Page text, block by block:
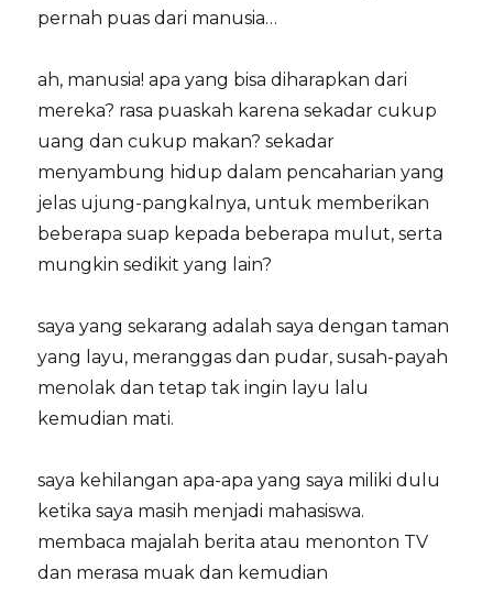
pernah puas dari manusia…
ah, manusia! apa yang bisa diharapkan dari
mereka? rasa puaskah karena sekadar cukup
uang dan cukup makan? sekadar
menyambung hidup dalam pencaharian yang
jelas ujung-pangkalnya, untuk memberikan
beberapa suap kepada beberapa mulut, serta
mungkin sedikit yang lain?
saya yang sekarang adalah saya dengan taman
yang layu, meranggas dan pudar, susah-payah
menolak dan tetap tak ingin layu lalu
kemudian mati.
saya kehilangan apa-apa yang saya miliki dulu
ketika saya masih menjadi mahasiswa.
membaca majalah berita atau menonton TV
dan merasa muak dan kemudian